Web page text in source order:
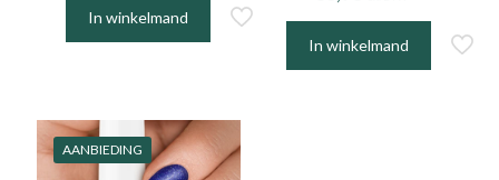
In winkelmand
In winkelmand
AANBIEDING